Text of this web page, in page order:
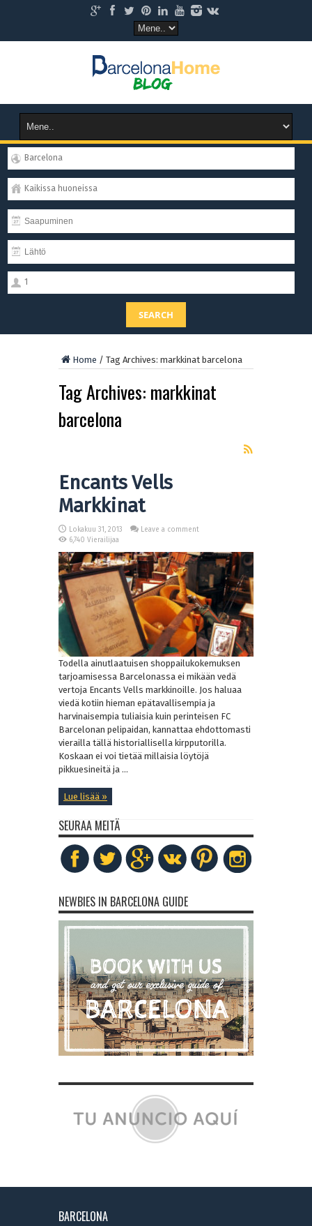
Barcelona
Kaikissa huoneissa
1
SEARCH
Home / Tag Archives: markkinat barcelona
Tag Archives: markkinat
barcelona
Encants Vells
Markkinat
Lokakuu 31, 2013
Leave a comment
6,740 Vierailijaa
Todella ainutlaatuisen shoppailukokemuksen
tarjoamisessa Barcelonassa ei mikään vedä
vertoja Encants Vells markkinoille. Jos haluaa
viedä kotiin hieman epätavallisempia ja
harvinaisempia tuliaisia kuin perinteisen FC
Barcelonan pelipaidan, kannattaa ehdottomasti
vierailla tällä historiallisella kirpputorilla.
Koskaan ei voi tietää millaisia löytöjä
pikkuesineitä ja ...
Lue lisää »
SEURAA MEITÄ
NEWBIES IN BARCELONA GUIDE
BARCELONA